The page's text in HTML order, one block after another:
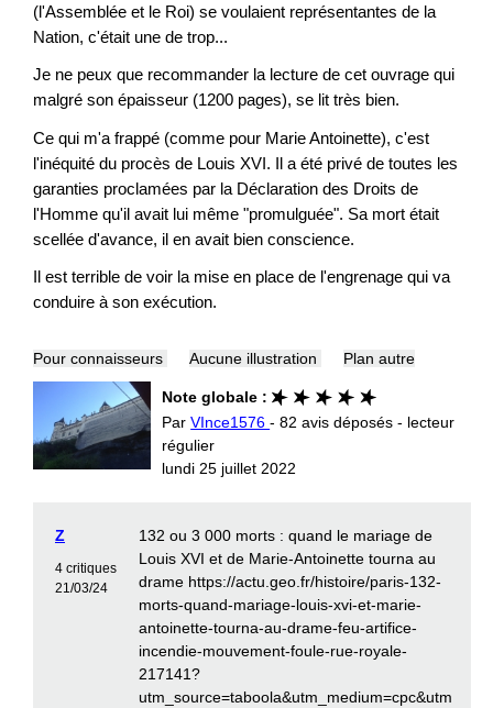
(l'Assemblée et le Roi) se voulaient représentantes de la
Nation, c'était une de trop...
Je ne peux que recommander la lecture de cet ouvrage qui
malgré son épaisseur (1200 pages), se lit très bien.
Ce qui m'a frappé (comme pour Marie Antoinette), c'est
l'inéquité du procès de Louis XVI. Il a été privé de toutes les
garanties proclamées par la Déclaration des Droits de
l'Homme qu'il avait lui même "promulguée". Sa mort était
scellée d'avance, il en avait bien conscience.
Il est terrible de voir la mise en place de l'engrenage qui va
conduire à son exécution.
Pour connaisseurs Aucune illustration Plan autre
Note globale :
ParVInce1576- 82 avis déposés - lecteur
régulier
lundi 25 juillet 2022
Z
4 critiques
21/03/24
132 ou 3 000 morts : quand le mariage de
Louis XVI et de Marie-Antoinette tourna au
drame https://actu.geo.fr/histoire/paris-132-
morts-quand-mariage-louis-xvi-et-marie-
antoinette-tourna-au-drame-feu-artifice-
incendie-mouvement-foule-rue-royale-
217141?
utm_source=taboola&utm_medium=cpc&utm